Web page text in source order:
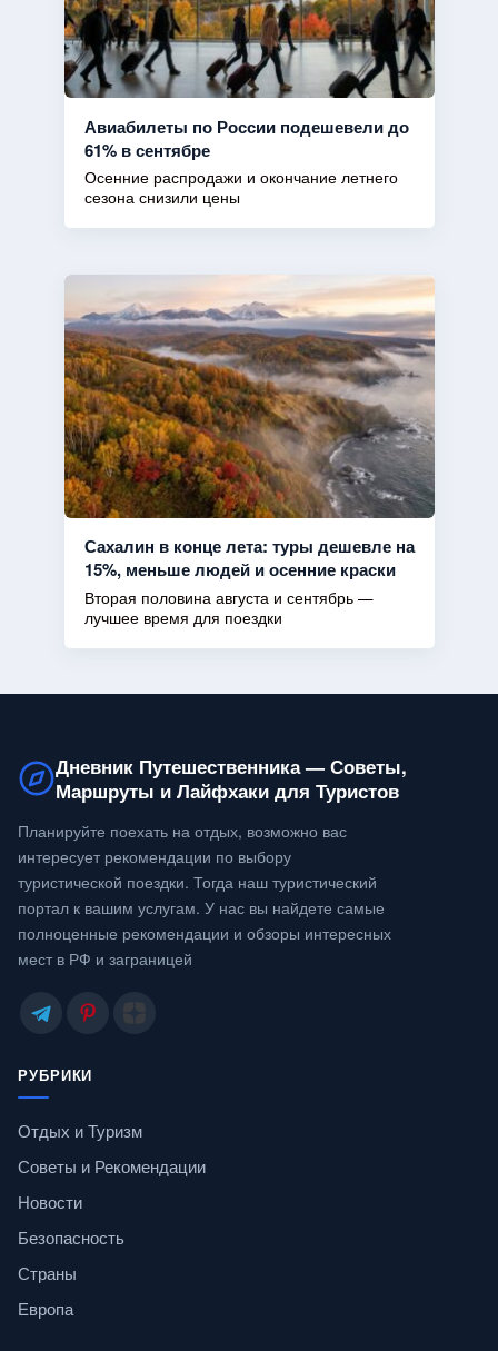
Авиабилеты по России подешевели до
61% в сентябре
Осенние распродажи и окончание летнего
сезона снизили цены
Сахалин в конце лета: туры дешевле на
15%, меньше людей и осенние краски
Вторая половина августа и сентябрь —
лучшее время для поездки
Дневник Путешественника — Советы,
Маршруты и Лайфхаки для Туристов
Планируйте поехать на отдых, возможно вас
интересует рекомендации по выбору
туристической поездки. Тогда наш туристический
портал к вашим услугам. У нас вы найдете самые
полноценные рекомендации и обзоры интересных
мест в РФ и заграницей
РУБРИКИ
Отдых и Туризм
Советы и Рекомендации
Новости
Безопасность
Страны
Европа